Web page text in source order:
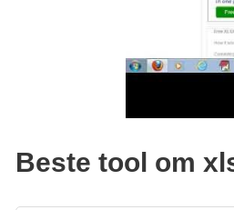
Beste tool om